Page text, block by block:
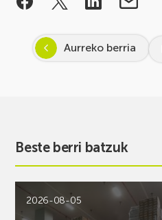
Aurreko berria
Beste berri batzuk
2026-08-05